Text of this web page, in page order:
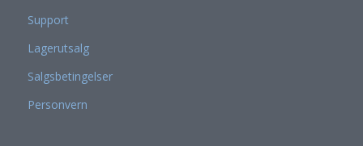
Support
Lagerutsalg
Salgsbetingelser
Personvern